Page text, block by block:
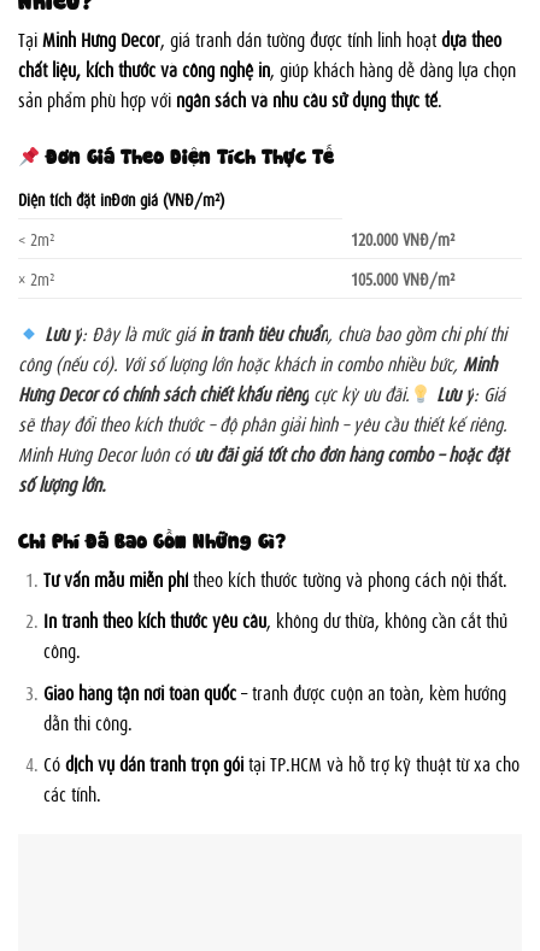
TạiMinh Hưng Decor, giá tranh dán tường được tính linh hoạtdựa theo
chất liệu, kích thước và công nghệ in, giúp khách hàng dễ dàng lựa chọn
sản phẩm phù hợp với ngân sách và nhu cầu sử dụng thực tế.
Đơn Giá Theo Diện Tích Thực Tế
Diện tích đặt inĐơn giá (VNĐ/m²)
< 2m²
120.000 VNĐ/m²
≥ 2m²
105.000 VNĐ/m²
Lưu ý: Đây là mức giáin tranh tiêu chuẩn, chưa bao gồm chi phí thi
công (nếu có). Với số lượng lớn hoặc khách in combo nhiều bức, Minh
Hưng Decor có chính sách chiết khấu riêng cực kỳ ưu đãi. Lưu ý: Giá
sẽ thay đổi theo kích thước – độ phân giải hình – yêu cầu thiết kế riêng.
Minh Hưng Decor luôn cóưu đãi giá tốt cho đơn hàng combo – hoặc đặt
số lượng lớn.
Chi Phí Đã Bao Gồm Những Gì?
Tư vấn mẫu miễn phítheo kích thước tường và phong cách nội thất.
In tranh theo kích thước yêu cầu, không dư thừa, không cần cắt thủ
công.
Giao hàng tận nơi toàn quốc– tranh được cuộn an toàn, kèm hướng
dẫn thi công.
Códịch vụ dán tranh trọn góitại TP.HCM và hỗ trợ kỹ thuật từ xa cho
các tỉnh.